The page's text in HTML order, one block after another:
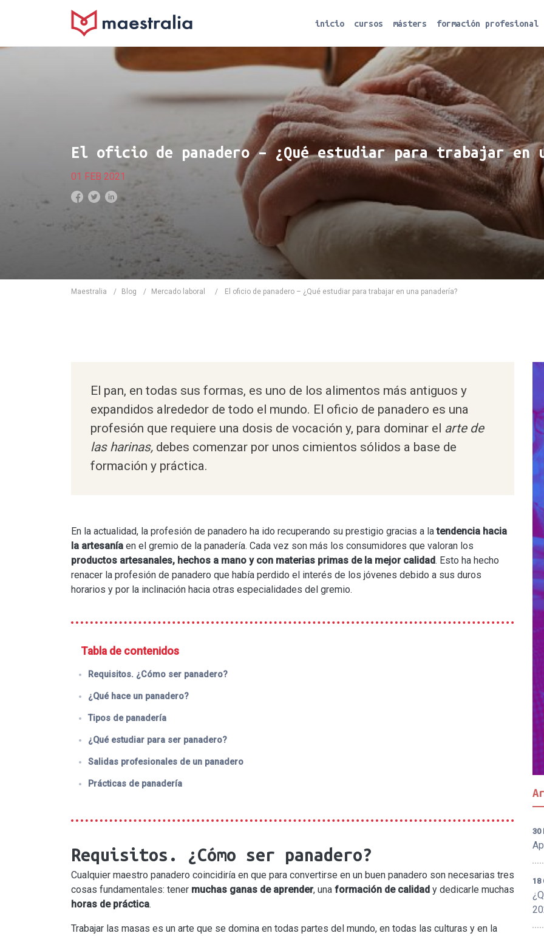
inicio cursos másters formación profesional
El oficio de panadero – ¿Qué estudiar para trabajar en
01 FEB 2021
Maestralia / Blog / Mercado laboral / El oficio de panadero – ¿Qué estudiar para trabajar en una panadería?
El pan, en todas sus formas, es uno de los alimentos más antiguos y
expandidos alrededor de todo el mundo. El oficio de panadero es una
profesión que requiere una dosis de vocación y, para dominar el arte de
las harinas, debes comenzar por unos cimientos sólidos a base de
formación y práctica.
En la actualidad, la profesión de panadero ha ido recuperando su prestigio gracias a latendencia hacia
la artesanía en el gremio de la panadería. Cada vez son más los consumidores que valoran los
productos artesanales, hechos a mano y con materias primas de la mejor calidad. Esto ha hecho
renacer la profesión de panadero que había perdido el interés de los jóvenes debido a sus duros
horarios y por la inclinación hacia otras especialidades del gremio.
Tabla de contenidos
Requisitos. ¿Cómo ser panadero?
¿Qué hace un panadero?
Tipos de panadería
¿Qué estudiar para ser panadero?
Salidas profesionales de un panadero
Prácticas de panadería
Requisitos. ¿Cómo ser panadero?
Cualquier maestro panadero coincidiría en que para convertirse en un buen panadero son necesarias tres
cosas fundamentales: tener muchas ganas de aprender, una formación de calidad y dedicarle muchas
horas de práctica.
Trabajar las masas es un arte que se domina en todas partes del mundo, en todas las culturas y en la
30
18